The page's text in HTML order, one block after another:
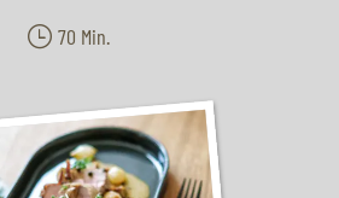
70 Min.